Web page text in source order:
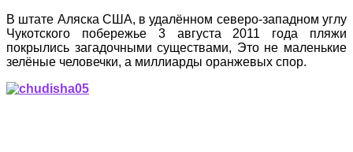
В штате Аляска США, в удалённом северо-западном углу
Чукотского побережье 3 августа 2011 года пляжи
покрылись загадочными существами, Это не маленькие
зелёные человечки, а миллиарды оранжевых спор.